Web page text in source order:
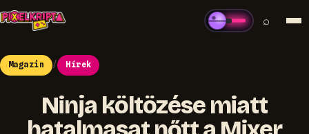
⌕
Magazin / Hírek
Ninja költözése miatt